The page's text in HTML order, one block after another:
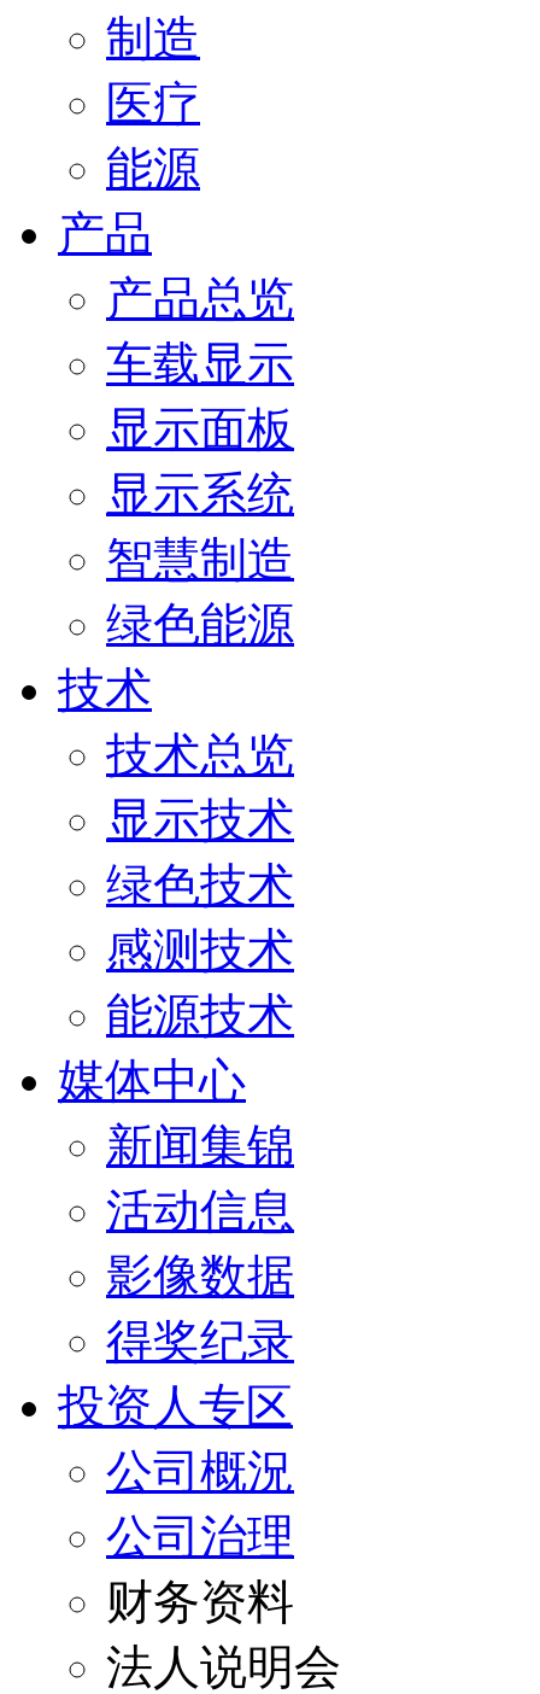
制造
医疗
能源
产品
产品总览
车载显示
显示面板
显示系统
智慧制造
绿色能源
技术
技术总览
显示技术
绿色技术
感测技术
能源技术
媒体中心
新闻集锦
活动信息
影像数据
得奖纪录
投资人专区
公司概況
公司治理
财务资料
法人说明会